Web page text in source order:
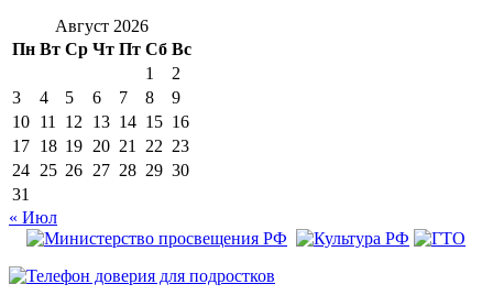
Август 2026
Пн Вт Ср Чт Пт Сб Вс
1
2
3
4 5 6 7 8
9
10 11 12 13 14 15 16
17 18 19 20 21 22 23
24 25 26 27 28 29 30
31
« Июл